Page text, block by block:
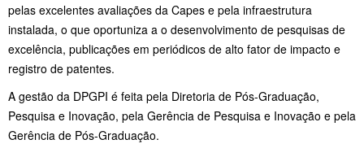
pelas excelentes avaliações da Capes e pela infraestrutura
instalada, o que oportuniza a o desenvolvimento de pesquisas de
excelência, publicações em periódicos de alto fator de impacto e
registro de patentes.
A gestão da DPGPI é feita pela Diretoria de Pós-Graduação,
Pesquisa e Inovação, pela Gerência de Pesquisa e Inovação e pela
Gerência de Pós-Graduação.